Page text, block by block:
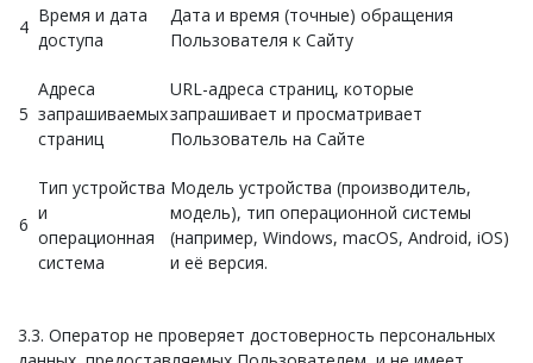
4
Время и дата
доступа
Дата и время (точные) обращения
Пользователя к Сайту
5
Адреса
запрашиваемых
страниц
URL-адреса страниц, которые
запрашивает и просматривает
Пользователь на Сайте
6
Тип устройства
и
операционная
система
Модель устройства (производитель,
модель), тип операционной системы
(например, Windows, macOS, Android, iOS)
и её версия.
3.3. Оператор не проверяет достоверность персональных